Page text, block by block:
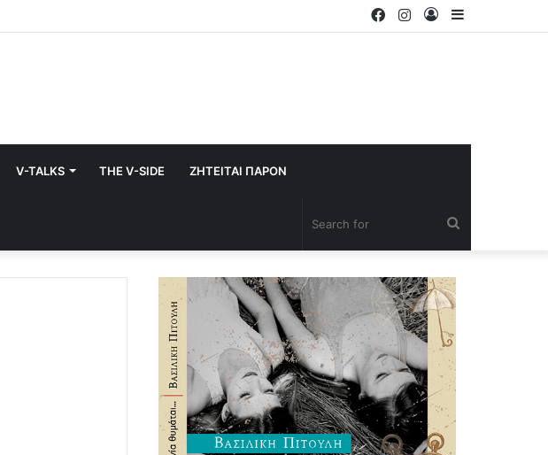
Log
Instagram
Facebook
V-TALKS THE V-SIDE ΖΗΤΕΙΤΑΙ ΠΑΡΟΝ